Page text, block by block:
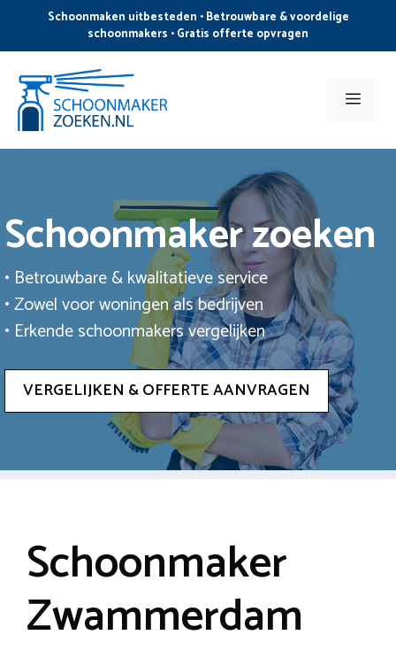
de
inhoud
Schoonmaken uitbesteden • Betrouwbare & voordelige
schoonmakers • Gratis offerte opvragen
Menu
Schoonmaker zoeken
• Betrouwbare & kwalitatieve service
• Zowel voor woningen als bedrijven
• Erkende schoonmakers vergelijken
VERGELIJKEN & OFFERTE AANVRAGEN
Schoonmaker
Zwammerdam